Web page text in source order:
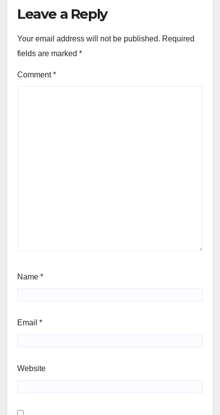
Leave a Reply
Your email address will not be published. Required
fields are marked *
Comment*
Name *
Email *
Website